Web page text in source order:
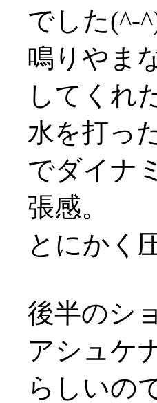
でした(^-
鳴りやま
してくれ
水を打っ
でダイナ
張感。
とにかく
後半のシ
アシュケ
らしいの